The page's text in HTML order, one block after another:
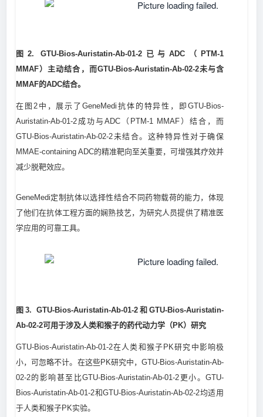
图2. GTU-Bios-Auristatin-Ab-01-2已与ADC（PTM-1
MMAF）主动结合，而GTU-Bios-Auristatin-Ab-02-2未与含
MMAF的ADC结合。
在图2中，展示了GeneMedi抗体的特异性，即GTU-Bios-
Auristatin-Ab-01-2成功与ADC（PTM-1 MMAF）结合，而
GTU-Bios-Auristatin-Ab-02-2未结合。这种特异性对于确保
MMAE-containing ADC的精准靶向至关重要，可增强其疗效并
减少脱靶效应。
GeneMedi定制抗体以选择性结合不同药物载荷的能力，体现
了他们在抗体工程方面的娴熟技艺，为研究人员提供了精准医
学应用的可靠工具。
图3. GTU-Bios-Auristatin-Ab-01-2和GTU-Bios-Auristatin-
Ab-02-2可用于涉及人类和猴子的药代动力学（PK）研究
GTU-Bios-Auristatin-Ab-01-2在人类和猴子PK研究中影响极
小，可忽略不计。在这些PK研究中，GTU-Bios-Auristatin-Ab-
02-2的影响甚至比GTU-Bios-Auristatin-Ab-01-2更小。GTU-
Bios-Auristatin-Ab-01-2和GTU-Bios-Auristatin-Ab-02-2均适用
于人类和猴子PK实验。